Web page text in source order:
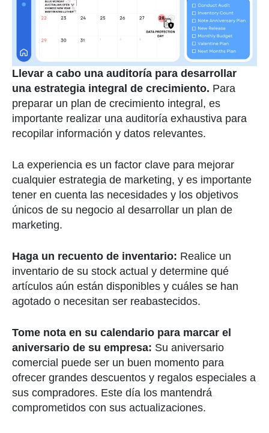
Llevar a cabo una auditoría para desarrollar
una estrategia integral de crecimiento. Para
preparar un plan de crecimiento integral, es
importante realizar una auditoría exhaustiva para
recopilar información y datos relevantes.
La experiencia es un factor clave para mejorar
cualquier estrategia de marketing, y es importante
tener en cuenta las necesidades y los objetivos
únicos de su negocio al desarrollar un plan de
marketing.
Haga un recuento de inventario: Realice un
inventario de su stock actual y determine qué
artículos aún están disponibles y cuáles se han
agotado o necesitan ser reabastecidos.
Tome nota en su calendario para marcar el
aniversario de su empresa: Su aniversario
comercial puede ser un buen momento para
ofrecer grandes descuentos y regalos especiales a
sus compradores. Este día los mantendrá
comprometidos con sus actualizaciones.